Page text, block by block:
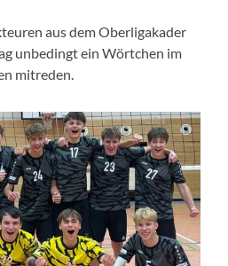
aus dem Oberligakader
unbedingt ein Wörtchen im
mitreden.